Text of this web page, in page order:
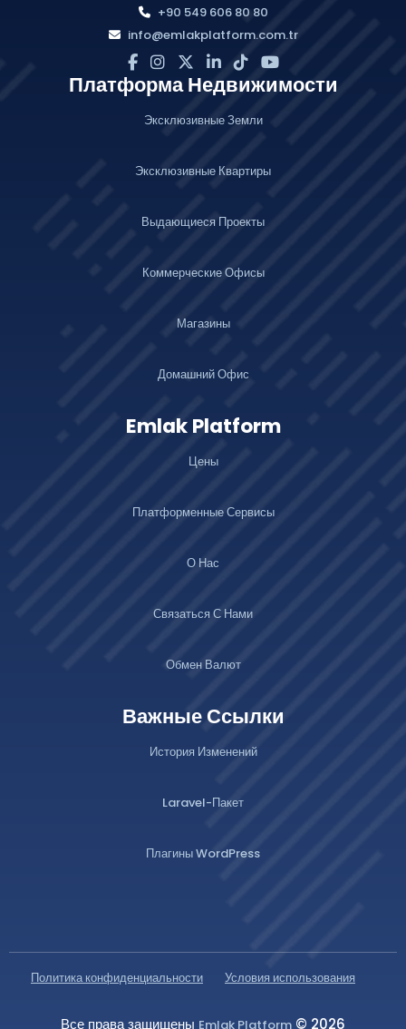
+90 549 606 80 80
info@emlakplatform.com.tr
Платформа Недвижимости
Эксклюзивные Земли
Эксклюзивные Квартиры
Выдающиеся Проекты
Коммерческие Офисы
Магазины
Домашний Офис
Emlak Platform
Цены
Платформенные Сервисы
О Нас
Связаться С Нами
Обмен Валют
Важные Ссылки
История Изменений
Laravel-Пакет
Плагины WordPress
Политика конфиденциальности Условия использования
Все права защищены Emlak Platform © 2026